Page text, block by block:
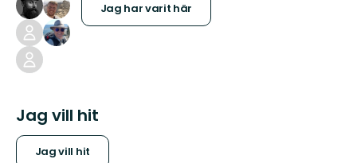
Jag har varit här
Jag vill hit
Jag vill hit